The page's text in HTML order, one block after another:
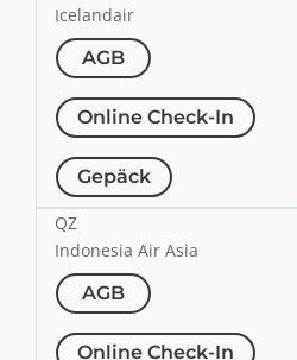
Icelandair
AGB
Online Check-In
Gepäck
QZ
Indonesia Air Asia
AGB
Online Check-In